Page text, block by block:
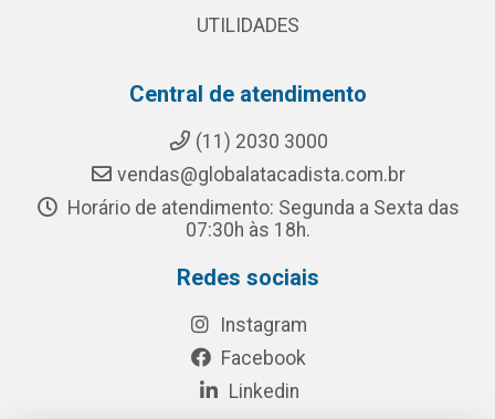
UTILIDADES
Central de atendimento
(11) 2030 3000
vendas@globalatacadista.com.br
Horário de atendimento: Segunda a Sexta das
07:30h às 18h.
Redes sociais
Instagram
Facebook
Linkedin